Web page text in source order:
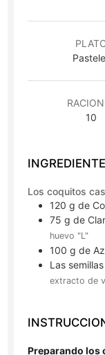
10
Los coquitos
120 g de
75 g de
huevo "L"
100 g de
Las
extracto de
Preparando los